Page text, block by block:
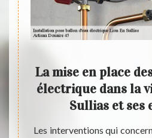
la
La mise en place
électrique dans la
Sullias et ses
Les interventions qui